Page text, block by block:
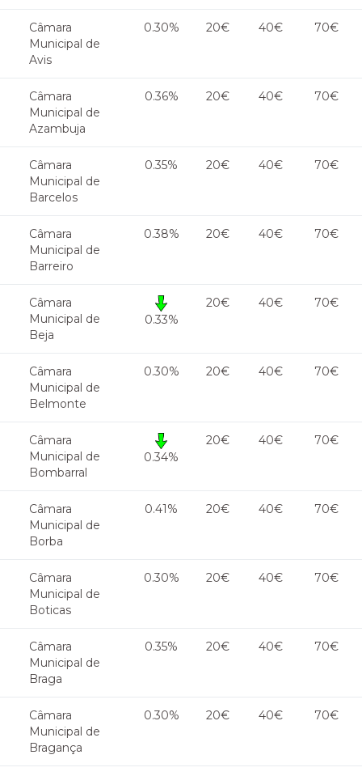
Câmara
Municipal de
Avis
0.30% 20€ 40€ 70€
Câmara
Municipal de
Azambuja
0.36% 20€ 40€ 70€
Câmara
Municipal de
Barcelos
0.35% 20€ 40€ 70€
Câmara
Municipal de
Barreiro
0.38% 20€ 40€ 70€
Câmara
Municipal de
Beja
0.33%
20€ 40€ 70€
Câmara
Municipal de
Belmonte
0.30% 20€ 40€ 70€
Câmara
Municipal de
Bombarral
0.34%
20€ 40€ 70€
Câmara
Municipal de
Borba
0.41% 20€ 40€ 70€
Câmara
Municipal de
Boticas
0.30% 20€ 40€ 70€
Câmara
Municipal de
Braga
0.35% 20€ 40€ 70€
Câmara
Municipal de
Bragança
0.30% 20€ 40€ 70€